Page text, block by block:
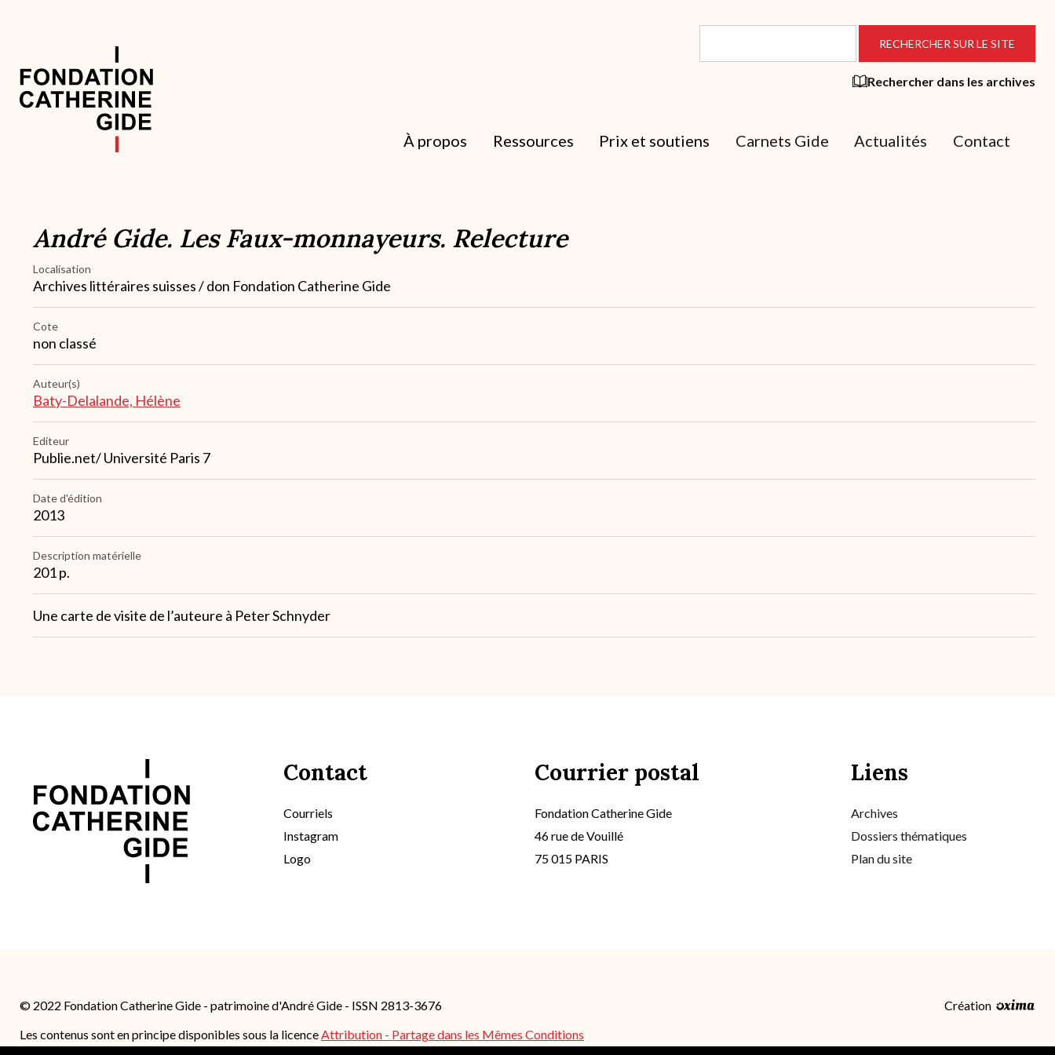
contenu
principal
Rechercher dans les archives
À propos Ressources Prix et soutiens Carnets Gide Actualités Contact
André Gide. Les Faux-monnayeurs. Relecture
Localisation
Archives littéraires suisses / don Fondation Catherine Gide
Cote
non classé
Auteur(s)
Baty-Delalande, Hélène
Editeur
Publie.net/ Université Paris 7
Date d'édition
2013
Description matérielle
201 p.
Note
Une carte de visite de l’auteure à Peter Schnyder
Contact
Courriels
Instagram
Logo
Courrier postal
Fondation Catherine Gide
46 rue de Vouillé
75 015 PARIS
Liens
Archives
Dossiers thématiques
Plan du site
© 2022 Fondation Catherine Gide - patrimoine d'André Gide - ISSN 2813-3676
Création
Les contenus sont en principe disponibles sous la licence Attribution - Partage dans les Mêmes Conditions
4.0 International (CC BY-SA 4.0); des conditions supplémentaires peuvent s'appliquer.